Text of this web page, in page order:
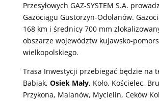
Przesyłowych GAZ-SYSTEM S.A.
Gazociągu Gustorzyn-Odolanów.
168 km i średnicy 700 mm
obszarze województw kujawsko-
wielkopolskiego.
Trasa Inwestycji przebiegać będzie na
Babiak, Osiek Mały, Koło, Kościelec,
Przykona, Malanów, Mycielin, Ceków